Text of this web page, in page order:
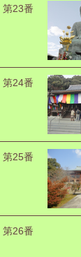
第23番
第24番
第25番
第26番